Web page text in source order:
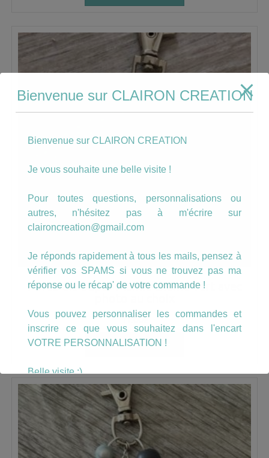
Porte Clé Super Mamie thème vert avec
11.00€
AJOUTER AU PANIER
Bienvenue sur CLAIRON CREATION
Bienvenue sur CLAIRON CREATION
Je vous souhaite une belle visite !
Pour toutes questions, personnalisations ou
autres, n'hésitez pas à m'écrire sur
claironcreation@gmail.com
Je réponds rapidement à tous les mails, pensez à
vérifier vos SPAMS si vous ne trouvez pas ma
réponse ou le récap' de votre commande !
Vous pouvez personnaliser les commandes et
inscrire ce que vous souhaitez dans l'encart
VOTRE PERSONNALISATION !
Belle visite :)